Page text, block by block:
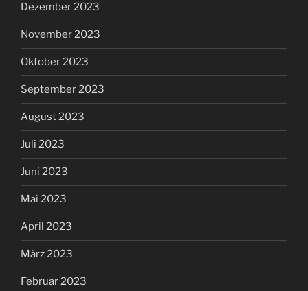
Dezember 2023
November 2023
Oktober 2023
September 2023
August 2023
Juli 2023
Juni 2023
Mai 2023
April 2023
März 2023
Februar 2023